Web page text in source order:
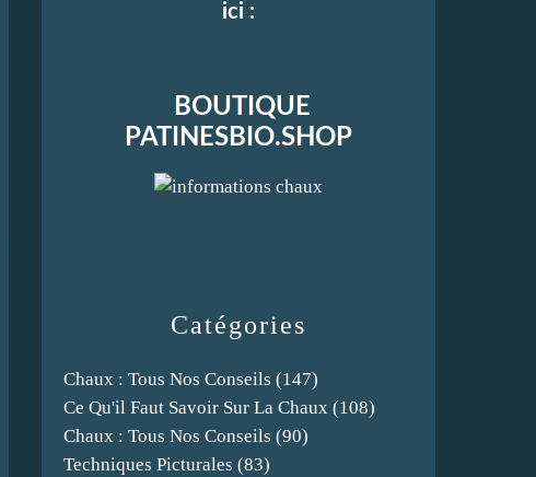
Catégories
Chaux : Tous Nos Conseils (147)
Ce Qu'il Faut Savoir Sur La Chaux (108)
Chaux : Tous Nos Conseils (90)
Techniques Picturales (83)
ici :
BOUTIQUE
PATINESBIO.SHOP